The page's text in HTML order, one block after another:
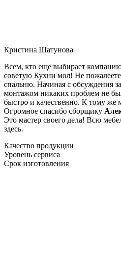
Кристина Шатунова
Всем, кто еще выбирает
советую Кухни мол! Не
спальню. Начиная с обсуждения
монтажом никаких проблем не
быстро и качественно. К тому же
Огромное спасибо сборщику
Это мастер своего дела! Всю
здесь.
Качество продукции
Уровень сервиса
Срок изготовления